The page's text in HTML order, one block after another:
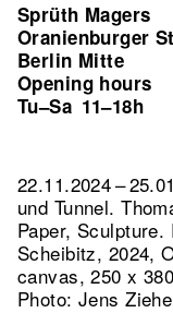
Sprüth Magers
Oranienburger
Berlin Mitte
Opening hours
Tu–Sa 11–18h
22.11.2024 –
und Tunnel.
Paper, Sculpture.
Scheibitz, 2024,
canvas, 250 x
Photo: Jens Ziehe